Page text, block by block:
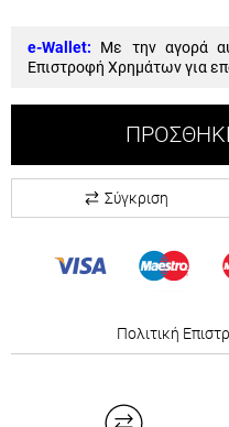
e-Wallet: Με την αγορά
Επιστροφή Χρημάτων για
Σύγκριση
Πολιτική